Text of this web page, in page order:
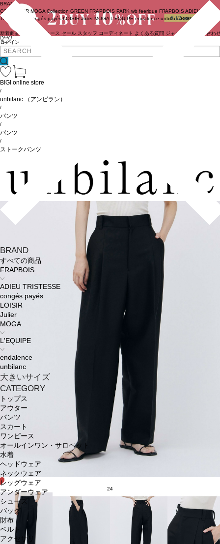
ログイン
BRAND
COUTURIER MOGA Collection GREEN FRAPBOIS PARK wb feerique FRAPBOIS ADIEU
TRISTESSE
congés payés LOISIR Julier MOGA L'EQUIPE endalence unbilanc BIGI online store
新着商品 ニュース セール スタッフ コーディネート よくある質問 ジャーナル お問い合わ
BRAND
すべての商品
FRAPBOIS
ADIEU TRISTESSE
congés payés
LOISIR
Julier
MOGA
L'EQUIPE
endalence
unbilanc
大きいサイズ
CATEGORY
トップス
アウター
パンツ
スカート
ワンピース
オールインワン・サロペット
水着
ヘッドウェア
ネックウェア
レッグウェア
アンダーウェア
シューズ
バッグ
財布
ベルト
アクセサリ
BIGI online store
/
unbilanc （アンビラン）
/
パンツ
/
パンツ
/
ストークパンツ
24